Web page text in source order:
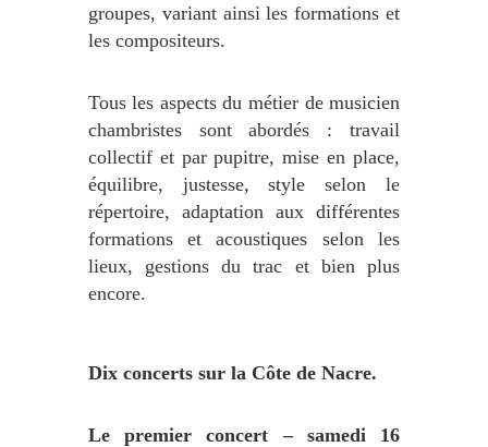
groupes, variant ainsi les formations et
les compositeurs.
Tous les aspects du métier de musicien
chambristes sont abordés : travail
collectif et par pupitre, mise en place,
équilibre, justesse, style selon le
répertoire, adaptation aux différentes
formations et acoustiques selon les
lieux, gestions du trac et bien plus
encore.
Dix concerts sur la Côte de Nacre.
Le premier concert – samedi 16